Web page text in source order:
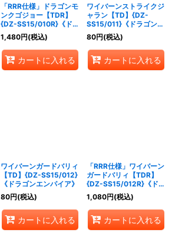
「RRR仕様」ドラゴンモ
ンクゴジョー【TDR】
{DZ-SS15/010R}《ドラ
ゴンエンパイア》
1,480円(税込)
カートに入れる
ワイバーンストライクジ
ャラン【TD】{DZ-
SS15/011}《ドラゴンエ
ンパイア》
80円(税込)
カートに入れる
ワイバーンガードバリィ
【TD】{DZ-SS15/012}
《ドラゴンエンパイア》
80円(税込)
カートに入れる
「RRR仕様」ワイバーン
ガードバリィ【TDR】
{DZ-SS15/012R}《ドラ
ゴンエンパイア》
1,080円(税込)
カートに入れる